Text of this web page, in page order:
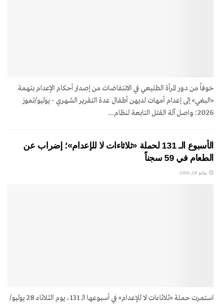
خوفاً من دور المرأة الطليعي في الانتفاضات من إصدار أحكام الإعدام بتهمة
«البغي» إلى إعدام أمهات لديهن أطفال عدة التقرير الشهري - يوليو/تموز
2026: واصل آلة القتل التابعة لنظام...
الأسبوع الـ 131 لحملة «ثلاثاءات لا للإعدام»؛ إضراب عن
الطعام في 59 سجناً
يوليو 28, 2026
استمرت حملة «ثلاثاءات لا للإعدام» في أسبوعها الـ 131، يوم الثلاثاء 28 يوليو/